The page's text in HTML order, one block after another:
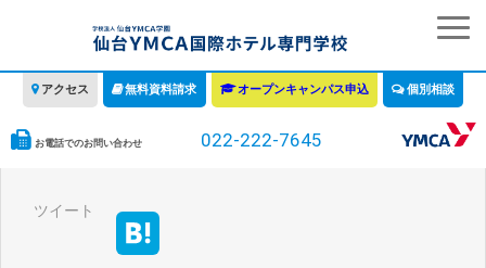
アクセス 無料資料請求 オープンキャンパス申込 個別相談
お電話でのお問い合わせ 022-222-7645
ツイート